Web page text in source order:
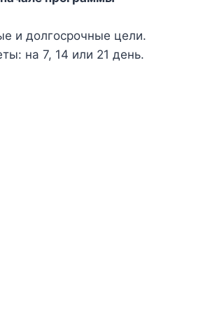
и долгосрочные цели.
на 7, 14 или 21 день.